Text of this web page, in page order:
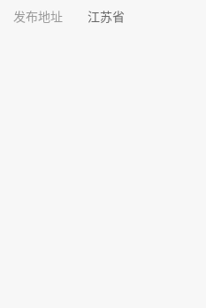
发布地址
江苏省